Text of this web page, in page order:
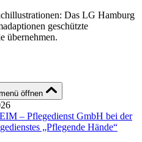
Das LG Hamburg
geschützte
übernehmen.
öffnen
– Pflegedienst GmbH bei der
„Pflegende Hände“